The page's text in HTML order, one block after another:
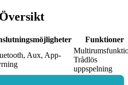
Funktioner
Aux, App-
Trådlös
uppspelning